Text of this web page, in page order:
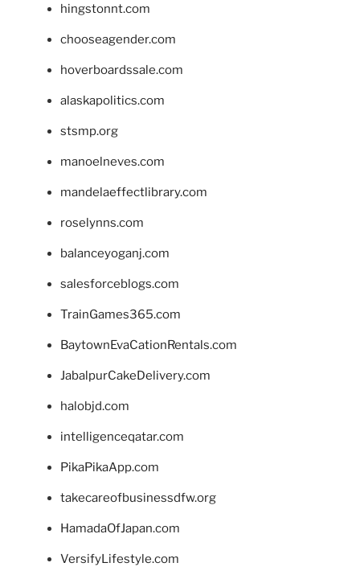
hingstonnt.com
chooseagender.com
hoverboardssale.com
alaskapolitics.com
stsmp.org
manoelneves.com
mandelaeffectlibrary.com
roselynns.com
balanceyoganj.com
salesforceblogs.com
TrainGames365.com
BaytownEvaCationRentals.com
JabalpurCakeDelivery.com
halobjd.com
intelligenceqatar.com
PikaPikaApp.com
takecareofbusinessdfw.org
HamadaOfJapan.com
VersifyLifestyle.com